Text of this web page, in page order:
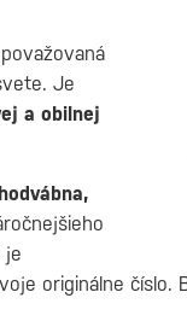
Je
a obilnej
hodvábna,
je
originálne číslo.